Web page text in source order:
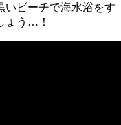
いビーチで海水浴をす
ょう…！